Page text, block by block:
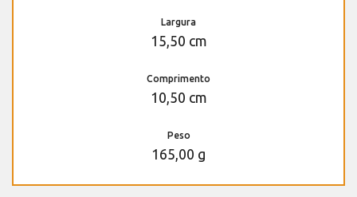
Largura
15,50 cm
Comprimento
10,50 cm
Peso
165,00 g